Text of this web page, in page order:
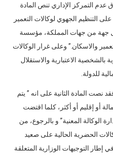
عدم التمركز الإداري تنص المادة
الاولى من مشروع قانون رقم 64.23 على التنظيم الجهوي لوكالات التعمير
جهة من جهات المملكة، مؤسسة
والاسكان.” وعلى غرار الوكالات
بالشخصية الاعتبارية والاستقلال
للدولة.
نصت المادة الثانية على انه ” يتم
أو إقليم أو أكثر، كلما اقتضت
الوكالة المعنية” و بالرجوع، من
الحضرية الحالية على صعيد
إطار التوجيهات الوزارية المتعلقة